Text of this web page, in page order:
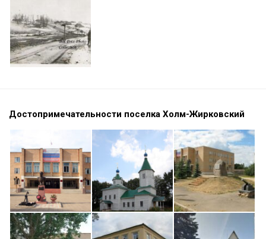
Достопримечательности поселка Холм-Жирковский